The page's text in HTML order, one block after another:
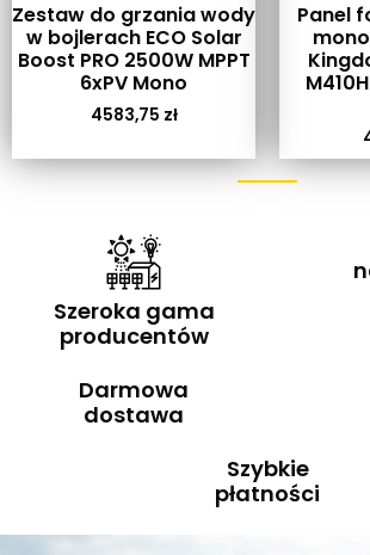
Zestaw do grzania wody
w bojlerach ECO Solar
Boost PRO 2500W MPPT
6xPV Mono
4583,75 zł
Panel
Szeroka gama
producentów
Darmowa
dostawa
Szybkie
płatności